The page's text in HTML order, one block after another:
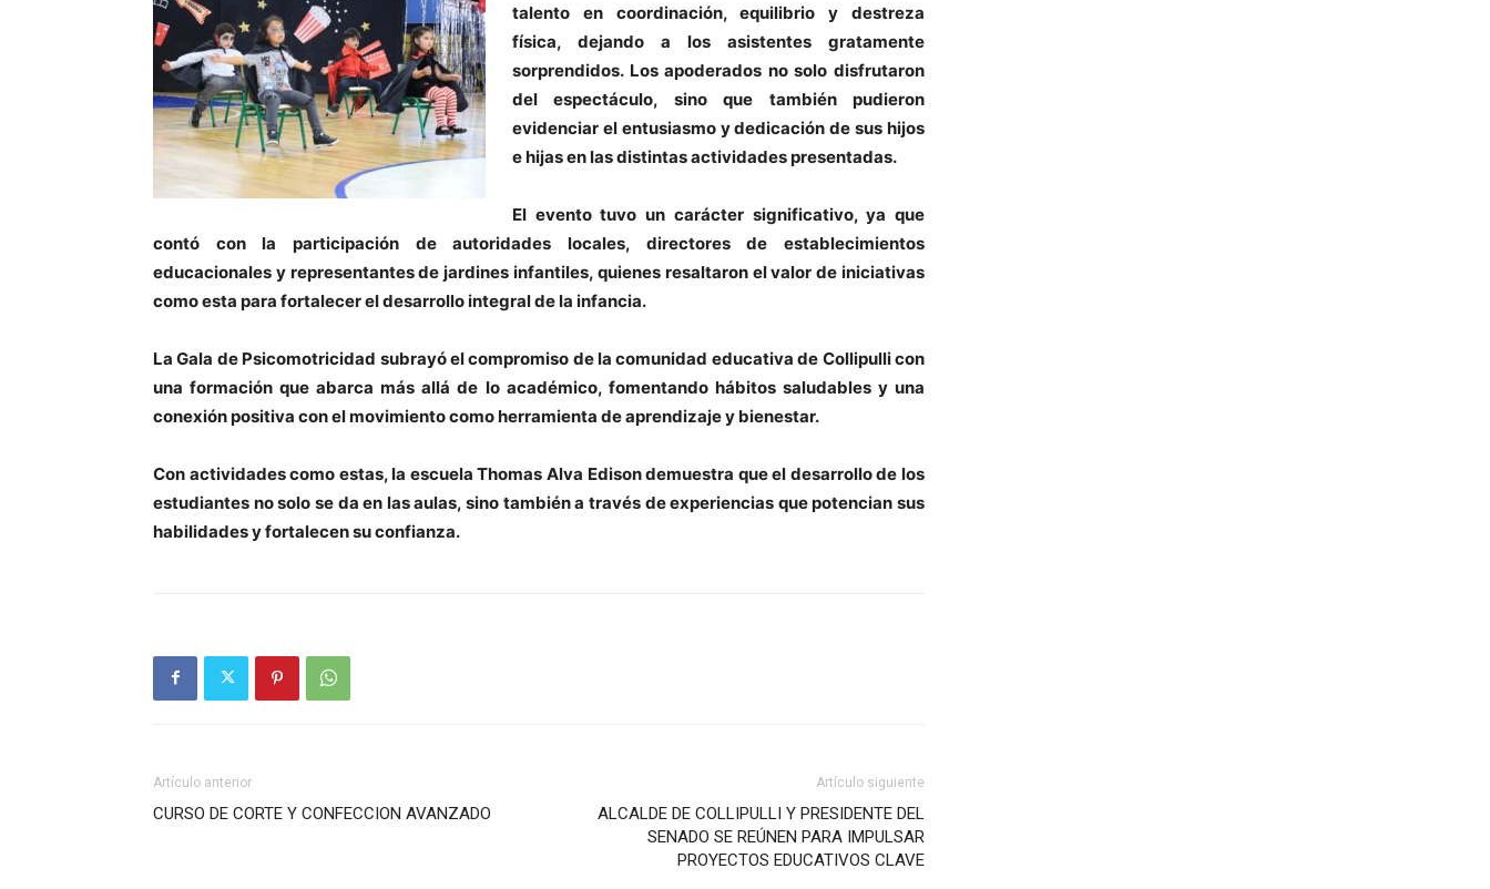
talento en coordinación, equilibrio y destreza
física, dejando a los asistentes gratamente
sorprendidos. Los apoderados no solo disfrutaron
del espectáculo, sino que también pudieron
evidenciar el entusiasmo y dedicación de sus hijos
e hijas en las distintas actividades presentadas.
El evento tuvo un carácter significativo, ya que
contó con la participación de autoridades locales, directores de establecimientos
educacionales y representantes de jardines infantiles, quienes resaltaron el valor de iniciativas
como esta para fortalecer el desarrollo integral de la infancia.
La Gala de Psicomotricidad subrayó el compromiso de la comunidad educativa de Collipulli con
una formación que abarca más allá de lo académico, fomentando hábitos saludables y una
conexión positiva con el movimiento como herramienta de aprendizaje y bienestar.
Con actividades como estas, la escuela Thomas Alva Edison demuestra que el desarrollo de los
estudiantes no solo se da en las aulas, sino también a través de experiencias que potencian sus
habilidades y fortalecen su confianza.
Artículo anterior
CURSO DE CORTE Y CONFECCION AVANZADO
Artículo siguiente
ALCALDE DE COLLIPULLI Y PRESIDENTE DEL
SENADO SE REÚNEN PARA IMPULSAR
PROYECTOS EDUCATIVOS CLAVE